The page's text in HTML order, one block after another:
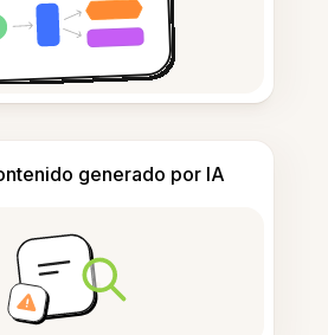
generado por IA